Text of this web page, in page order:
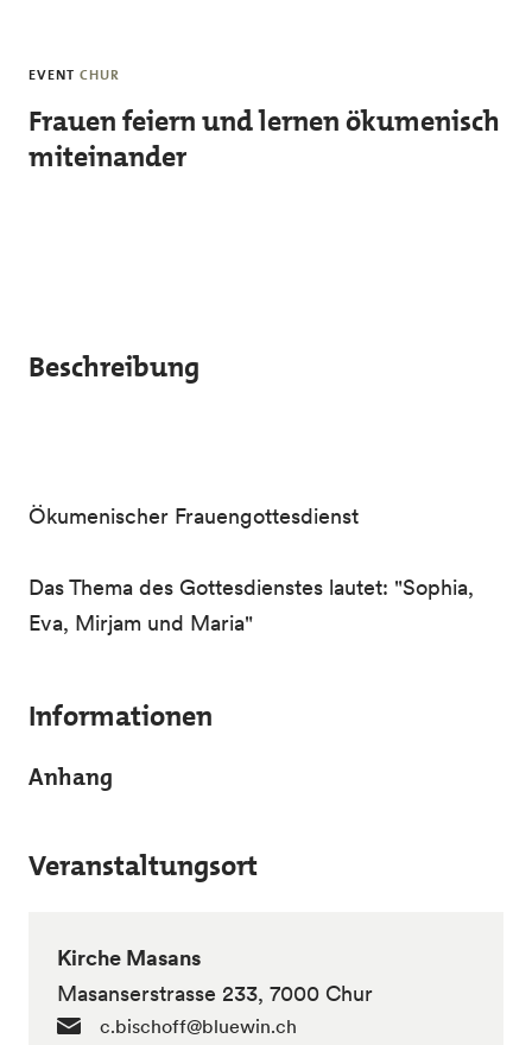
EVENT CHUR
Frauen feiern und lernen ökumenisch
miteinander
Beschreibung
Ökumenischer Frauengottesdienst
Das Thema des Gottesdienstes lautet: "Sophia,
Eva, Mirjam und Maria"
Informationen
Anhang
Veranstaltungsort
Kirche Masans
Masanserstrasse 233, 7000 Chur
c.bischoff@bluewin.ch